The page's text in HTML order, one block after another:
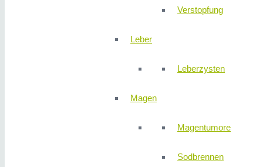
Verstopfung
Leber
Leberzysten
Magen
Magentumore
Sodbrennen